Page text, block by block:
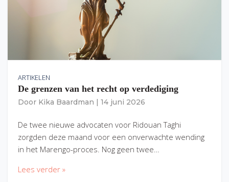
ARTIKELEN
De grenzen van het recht op verdediging
Door Kika Baardman 14 juni 2026
De twee nieuwe advocaten voor Ridouan Taghi
zorgden deze maand voor een onverwachte wending
in het Marengo-proces. Nog geen twee…
Lees verder »